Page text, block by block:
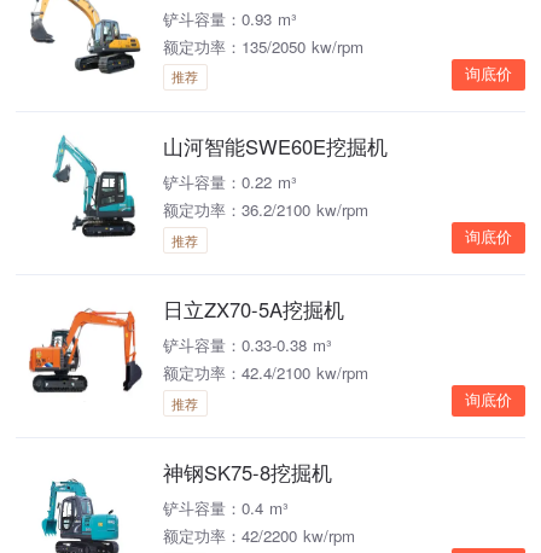
铲斗容量：0.93 m³
额定功率：135/2050 kw/rpm
推荐 询底价
山河智能SWE60E挖掘机
铲斗容量：0.22 m³
额定功率：36.2/2100 kw/rpm
推荐 询底价
日立ZX70-5A挖掘机
铲斗容量：0.33-0.38 m³
额定功率：42.4/2100 kw/rpm
推荐 询底价
神钢SK75-8挖掘机
铲斗容量：0.4 m³
额定功率：42/2200 kw/rpm